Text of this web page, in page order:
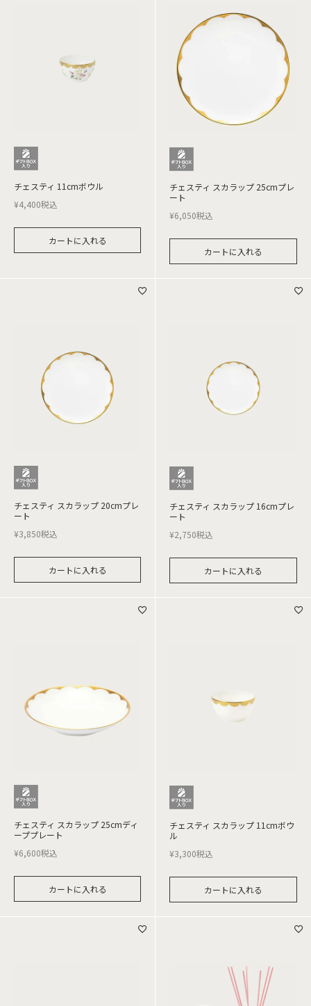
チェスティ 11cmボウル
¥4,400税込
カートに入れる
チェスティ スカラップ 25cmプレ
ート
¥6,050税込
カートに入れる
チェスティ スカラップ 20cmプレ
ート
¥3,850税込
カートに入れる
チェスティ スカラップ 16cmプレ
ート
¥2,750税込
カートに入れる
チェスティ スカラップ 25cmディ
ーププレート
¥6,600税込
カートに入れる
チェスティ スカラップ 11cmボウ
ル
¥3,300税込
カートに入れる